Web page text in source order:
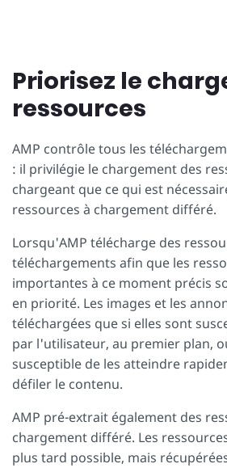
Priorisez le
ressources
AMP contrôle tous les
: il privilégie le chargement des
chargeant que ce qui est
ressources à chargement différé.
Lorsqu'AMP télécharge des
téléchargements afin que les
importantes à ce moment précis
en priorité. Les images et les
téléchargées que si elles sont
par l'utilisateur, au premier plan,
susceptible de les atteindre
défiler le contenu.
AMP pré-extrait également des
chargement différé. Les
plus tard possible, mais